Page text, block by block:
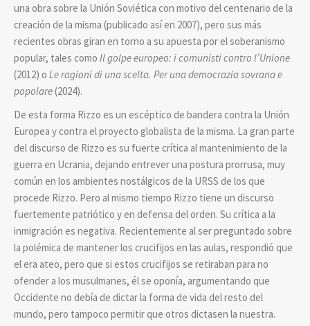
una obra sobre la Unión Soviética con motivo del centenario de la
creación de la misma (publicado así en 2007), pero sus más
recientes obras giran en torno a su apuesta por el soberanismo
popular, tales como Il golpe europeo: i comunisti contro l’Unione
(2012) o Le ragioni di una scelta. Per una democrazia sovrana e
popolare(2024).
De esta forma Rizzo es un escéptico de bandera contra la Unión
Europea y contra el proyecto globalista de la misma. La gran parte
del discurso de Rizzo es su fuerte crítica al mantenimiento de la
guerra en Ucrania, dejando entrever una postura prorrusa, muy
común en los ambientes nostálgicos de la URSS de los que
procede Rizzo. Pero al mismo tiempo Rizzo tiene un discurso
fuertemente patriótico y en defensa del orden. Su crítica a la
inmigración es negativa. Recientemente al ser preguntado sobre
la polémica de mantener los crucifijos en las aulas, respondió que
el era ateo, pero que si estos crucifijos se retiraban para no
ofender a los musulmanes, él se oponía, argumentando que
Occidente no debía de dictar la forma de vida del resto del
mundo, pero tampoco permitir que otros dictasen la nuestra.